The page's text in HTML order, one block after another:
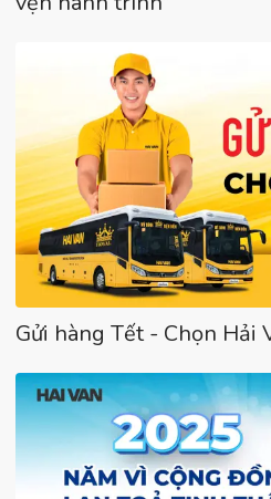
Gửi hàng Tết - Chọn Hải